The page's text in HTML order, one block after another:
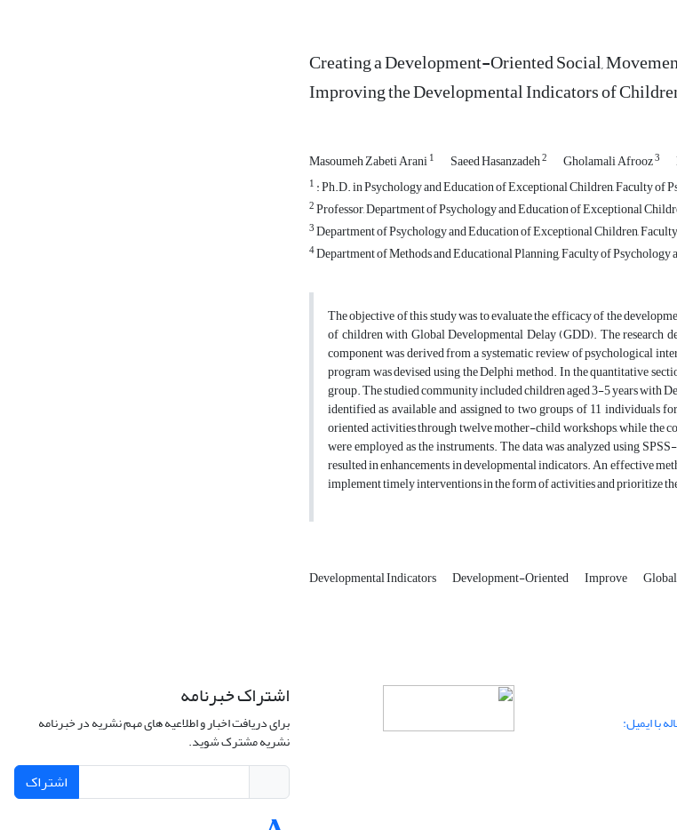
Creating a Development-Oriented Social,
Improving the Developmental Indicators of
Masoumeh Zabeti Arani1 Saeed Hasanzadeh2 Gholamali Afrooz3
1 : Ph.D. in Psychology and Education of Exceptional Children, Faculty of
2Professor, Department of Psychology and Education of Exceptional
3Department of Psychology and Education of Exceptional Children,
4Department of Methods and Educational Planning, Faculty of Psychology
The objective of this study was to evaluate the efficacy of the
of children with Global Developmental Delay (GDD). The research
component was derived from a systematic review of psychological
program was devised using the Delphi method. In the quantitative
group. The studied community included children aged 3-5 years with
identified as available and assigned to two groups of 11 individuals
oriented activities through twelve mother-child workshops, while the
were employed as the instruments. The data was analyzed using
resulted in enhancements in developmental indicators. An effective
implement timely interventions in the form of activities and prioritize
Developmental Indicators Development-Oriented Improve
با ایمیل:
اشتراک خبرنامه
برای دریافت اخبار و اطلاعیه های مهم نشریه در خبرنامه
نشریه مشترک شوید.
اشتراک